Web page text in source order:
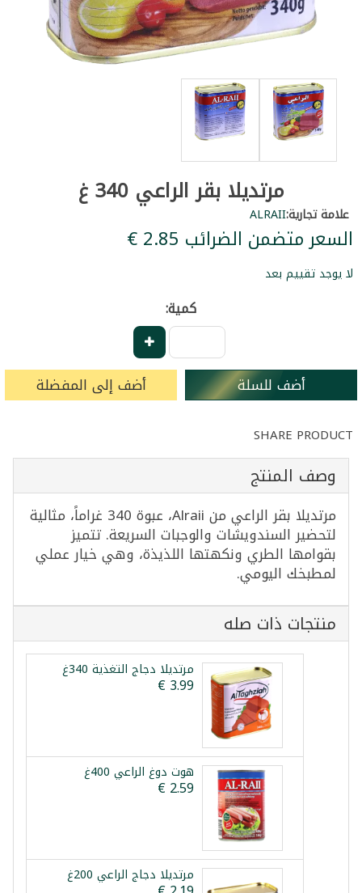
مرتديلا بقر الراعي 340 غ
علامة تجارية:ALRAII
السعر متضمن الضرائب ‏2.85 €
لا يوجد تقييم بعد
كمية:
أضف للسلة أضف إلى المفضلة
SHARE PRODUCT
وصف المنتج
مرتديلا بقر الراعي من Alraii، عبوة 340 غراماً، مثالية
لتحضير السندويشات والوجبات السريعة. تتميز
بقوامها الطري ونكهتها اللذيذة، وهي خيار عملي
لمطبخك اليومي.
منتجات ذات صله
مرتديلا دجاج التغذية 340غ
هوت دوغ الراعي 400غ
مرتديلا دجاج الراعي 200غ